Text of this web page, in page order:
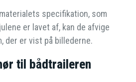
specifikation, som
er lavet af, kan de afvige
der er vist på billederne.
til bådtraileren